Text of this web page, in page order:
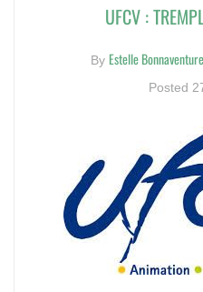
UFCV :
By Estelle Bonnaventure
Posted